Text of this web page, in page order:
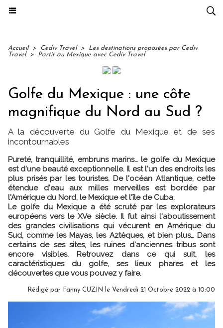
Accueil > Cediv Travel >
Les destinations proposées par Cediv
Travel
> Partir au Mexique avec Cediv Travel
Golfe du Mexique : une côte
magnifique du Nord au Sud ?
A la découverte du Golfe du Mexique et de ses
incontournables
Pureté, tranquillité, embruns marins… le golfe du Mexique
est d'une beauté exceptionnelle. Il est l'un des endroits les
plus prisés par les touristes. De l'océan Atlantique, cette
étendue d'eau aux milles merveilles est bordée par
l'Amérique du Nord, le Mexique et l'île de Cuba.
Le golfe du Mexique a été scruté par les explorateurs
européens vers le XVe siècle. Il fut ainsi l'aboutissement
des grandes civilisations qui vécurent en Amérique du
Sud, comme les Mayas, les Aztèques, et bien plus… Dans
certains de ses sites, les ruines d'anciennes tribus sont
encore visibles. Retrouvez dans ce qui suit, les
caractéristiques du golfe, ses lieux phares et les
découvertes que vous pouvez y faire.
Rédigé par Fanny CUZIN le Vendredi 21 Octobre 2022 à 10:00